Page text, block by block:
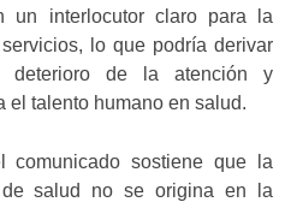
un interlocutor claro para la
lo que podría derivar
deterioro de la atención y
el talento humano en salud.
comunicado sostiene que la
salud no se origina en la